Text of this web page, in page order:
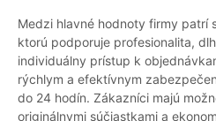
Medzi hlavné hodnoty firmy patrí
ktorú podporuje profesionalita,
individuálny prístup k
rýchlym a efektívnym
do 24 hodín. Zákazníci majú
originálnymi súčiastkami a